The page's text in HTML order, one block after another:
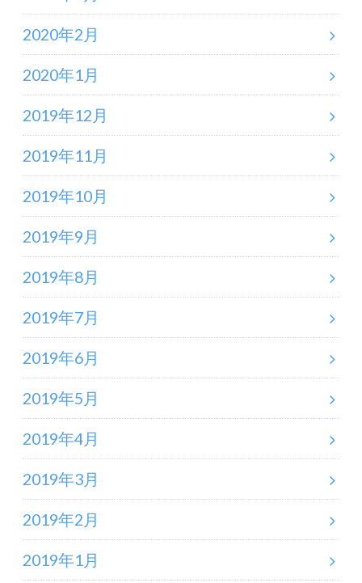
2020年2月
2020年1月
2019年12月
2019年11月
2019年10月
2019年9月
2019年8月
2019年7月
2019年6月
2019年5月
2019年4月
2019年3月
2019年2月
2019年1月